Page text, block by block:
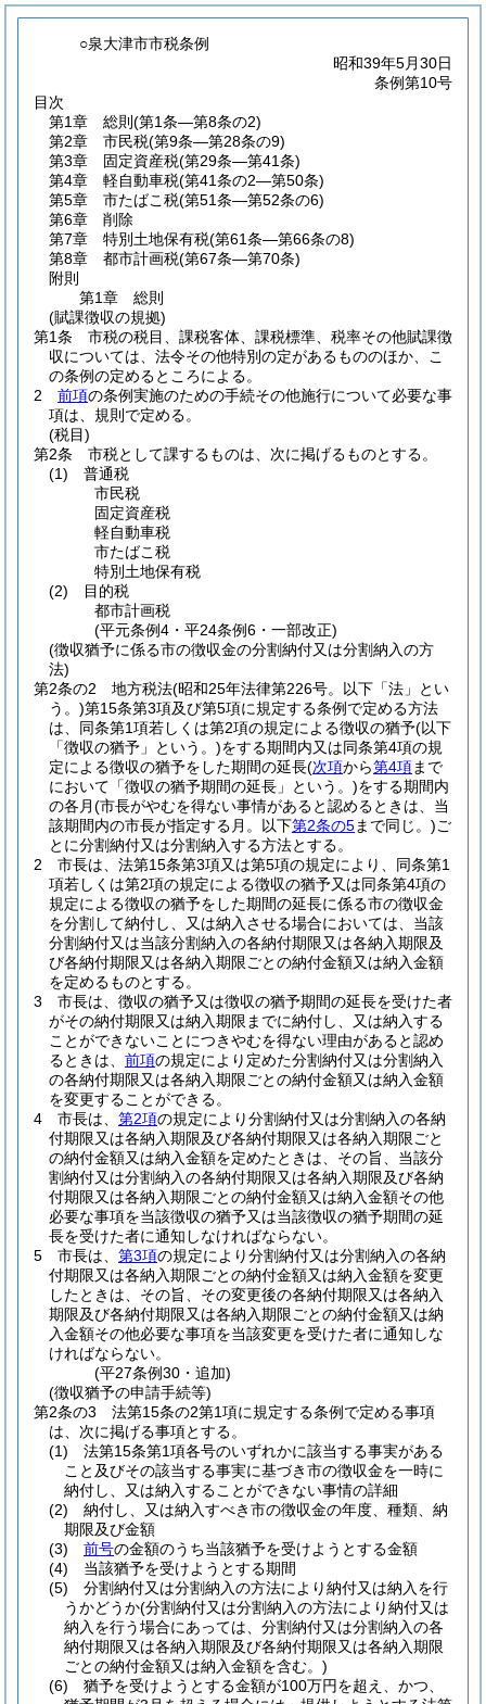
○泉大津市市税条例
昭和39年5月30日
条例第10号
目次
第1章
総則 (第1条―第8条の2)
第2章
市民税(第9条―第28条の9)
第3章
固定資産税(第29条―第41条)
第4章
軽自動車税(第41条の2―第50条)
第5章
市たばこ税(第51条―第52条の6)
第6章
削除
第7章
特別土地保有税(第61条―第66条の8)
第8章
都市計画税(第67条―第70条)
附則
第1章
総則
(賦課徴収の規拠)
第1条
市税の税目、課税客体、課税標準、税率その他賦課徴
収については、法令その他特別の定があるもののほか、こ
の条例の定めるところによる。
2
前項の条例実施のための手続その他施行について必要な事
項は、規則で定める。
(税目)
第2条
市税として課するものは、次に掲げるものとする。
(1)
普通税
市民税
固定資産税
軽自動車税
市たばこ税
特別土地保有税
(2)
目的税
都市計画税
(平元条例4・平24条例6・一部改正)
(徴収猶予に係る市の徴収金の分割納付又は分割納入の方
法)
第2条の2
地方税法(昭和25年法律第226号。以下「法」とい
う。)第15条第3項及び第5項に規定する条例で定める方法
は、同条第1項若しくは第2項の規定による徴収の猶予(以下
「徴収の猶予」という。)をする期間内又は同条第4項の規
定による徴収の猶予をした期間の延長(次項から第4項まで
において「徴収の猶予期間の延長」という。)をする期間内
の各月(市長がやむを得ない事情があると認めるときは、当
該期間内の市長が指定する月。以下第2条の5まで同じ。)ご
とに分割納付又は分割納入する方法とする。
2
市長は、法第15条第3項又は第5項の規定により、同条第1
項若しくは第2項の規定による徴収の猶予又は同条第4項の
規定による徴収の猶予をした期間の延長に係る市の徴収金
を分割して納付し、又は納入させる場合においては、当該
分割納付又は当該分割納入の各納付期限又は各納入期限及
び各納付期限又は各納入期限ごとの納付金額又は納入金額
を定めるものとする。
3
市長は、徴収の猶予又は徴収の猶予期間の延長を受けた者
がその納付期限又は納入期限までに納付し、又は納入する
ことができないことにつきやむを得ない理由があると認め
るときは、 前項の規定により定めた分割納付又は分割納入
の各納付期限又は各納入期限ごとの納付金額又は納入金額
を変更することができる。
4
市長は、 第2項の規定により分割納付又は分割納入の各納
付期限又は各納入期限及び各納付期限又は各納入期限ごと
の納付金額又は納入金額を定めたときは、その旨、当該分
割納付又は分割納入の各納付期限又は各納入期限及び各納
付期限又は各納入期限ごとの納付金額又は納入金額その他
必要な事項を当該徴収の猶予又は当該徴収の猶予期間の延
長を受けた者に通知しなければならない。
5
市長は、 第3項の規定により分割納付又は分割納入の各納
付期限又は各納入期限ごとの納付金額又は納入金額を変更
したときは、その旨、その変更後の各納付期限又は各納入
期限及び各納付期限又は各納入期限ごとの納付金額又は納
入金額その他必要な事項を当該変更を受けた者に通知しな
ければならない。
(平27条例30・追加)
(徴収猶予の申請手続等)
第2条の3
法第15条の2第1項に規定する条例で定める事項
は、次に掲げる事項とする。
(1)
法第15条第1項各号のいずれかに該当する事実がある
こと及びその該当する事実に基づき市の徴収金を一時に
納付し、又は納入することができない事情の詳細
(2)
納付し、又は納入すべき市の徴収金の年度、種類、納
期限及び金額
(3)
前号の金額のうち当該猶予を受けようとする金額
(4)
当該猶予を受けようとする期間
(5)
分割納付又は分割納入の方法により納付又は納入を行
うかどうか(分割納付又は分割納入の方法により納付又は
納入を行う場合にあっては、分割納付又は分割納入の各
納付期限又は各納入期限及び各納付期限又は各納入期限
ごとの納付金額又は納入金額を含む。)
(6)
猶予を受けようとする金額が100万円を超え、かつ、